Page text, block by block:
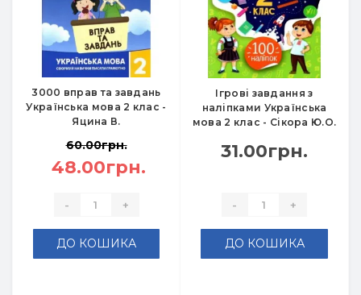
3000 вправ та завдань
Українська мова 2 клас -
Яцина В.
60.00грн.
48.00грн.
- +
ДО КОШИКА
Ігрові завдання з
наліпками Українська
мова 2 клас - Сікора Ю.О.
31.00грн.
- +
ДО КОШИКА